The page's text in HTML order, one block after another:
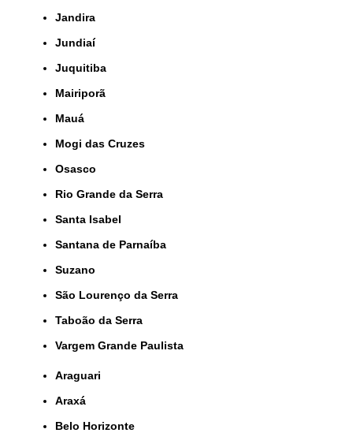
Jandira
Jundiaí
Juquitiba
Mairiporã
Mauá
Mogi das Cruzes
Osasco
Rio Grande da Serra
Santa Isabel
Santana de Parnaíba
Suzano
São Lourenço da Serra
Taboão da Serra
Vargem Grande Paulista
Araguari
Araxá
Belo Horizonte